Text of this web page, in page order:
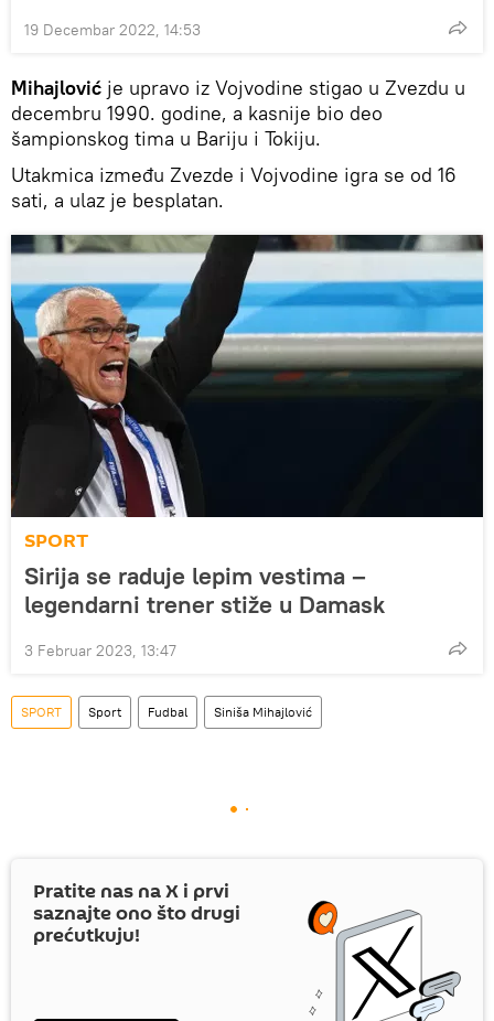
19 Decembar 2022, 14:53
Mihajlović je upravo iz Vojvodine stigao u Zvezdu u
decembru 1990. godine, a kasnije bio deo
šampionskog tima u Bariju i Tokiju.
Utakmica između Zvezde i Vojvodine igra se od 16
sati, a ulaz je besplatan.
SPORT
Sirija se raduje lepim vestima –
legendarni trener stiže u Damask
3 Februar 2023, 13:47
SPORT Sport Fudbal Siniša Mihajlović
Pratite nas naX i prvi
saznajte ono što drugi
prećutkuju!